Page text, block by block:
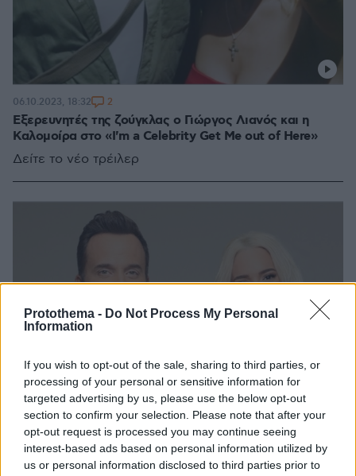
Protothema - Do Not Process My Personal
Information
If you wish to opt-out of the sale, sharing to third parties, or
processing of your personal or sensitive information for
targeted advertising by us, please use the below opt-out
section to confirm your selection. Please note that after your
opt-out request is processed you may continue seeing
interest-based ads based on personal information utilized by
us or personal information disclosed to third parties prior to
Eξερευνητές της ζούγκλας ο Γιώργος Λιανός και η
Καλομοίρα στο «I'm a Celebrity Get Me out of Here»
Δείτε το νέο τρέιλερ
06.10.2023, 18:32 2